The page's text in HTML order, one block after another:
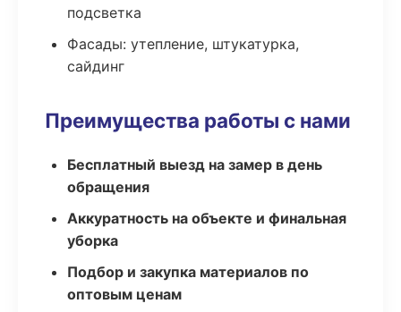
подсветка
Фасады: утепление, штукатурка,
сайдинг
Преимущества работы с нами
Бесплатный выезд на замер в день
обращения
Аккуратность на объекте и финальная
уборка
Подбор и закупка материалов по
оптовым ценам